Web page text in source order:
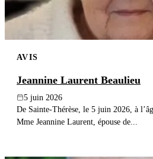
AVIS
Jeannine Laurent Beaulieu
5 juin 2026
De Sainte-Thérèse, le 5 juin 2026, à
Mme Jeannine Laurent, épouse de...